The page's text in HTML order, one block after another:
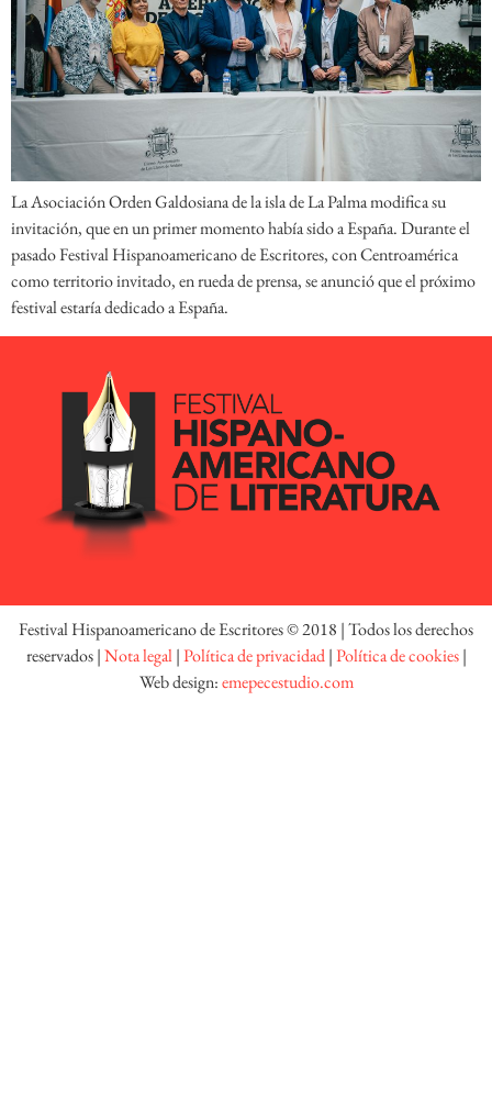
La Asociación Orden Galdosiana de la isla de La Palma modifica su
invitación, que en un primer momento había sido a España. Durante el
pasado Festival Hispanoamericano de Escritores, con Centroamérica
como territorio invitado, en rueda de prensa, se anunció que el próximo
festival estaría dedicado a España.
Festival Hispanoamericano de Escritores © 2018 | Todos los derechos
reservados |Nota legal|Política de privacidad|Política de cookies|
Web design:emepecestudio.com